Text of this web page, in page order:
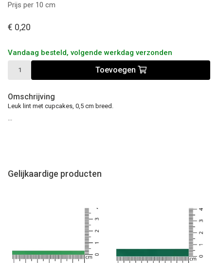
Prijs per 10 cm
€ 0,20
Vandaag besteld, volgende werkdag verzonden
Toevoegen
Omschrijving
Leuk lint met cupcakes, 0,5 cm breed.
Gelijkaardige producten